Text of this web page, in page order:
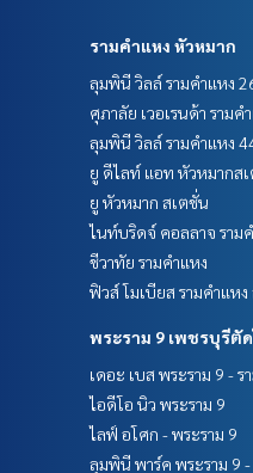
รามคำแหง หัวหมาก
ลุมพินี วิลล์ รามคำแหง
ศุภาลัย เวอเรนด้า รามค
ลุมพินี วิลล์ รามคำแหง
ยู ดีไลท์ แอท หัวหมากส
ยู หัวหมาก สเตชั่น
ไนท์บริดจ์ คอลลาจ ราม
ชีวาทัย รามคำแหง
ฟิวส์ โมเบียส รามคำแหง
พระราม 9 เพชรบุรีตัด
เดอะ เบส พระราม 9 - ร
ไอดีโอ นิว พระราม 9
ไลฟ์ อโศก - พระราม 9
ลุมพินี พาร์ค พระราม 9 -